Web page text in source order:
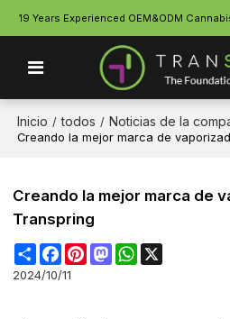
19 Years Experienced OEM&ODM
Inicio / todos / Noticias de la
Creando la mejor marca de
Creando la mejor marca de
Transpring
ShareFacebookPinterestMastodonWhatsApp
2024/10/11